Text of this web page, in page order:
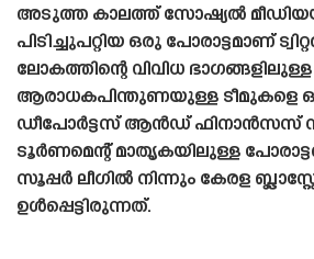
അടുത്ത കാലത്ത് സോഷ്യൽ
പിടിച്ചുപറ്റിയ ഒരു പോരാട്ടമാണ്
ലോകത്തിന്റെ വിവിധ ഭാഗങ്ങളിലുള്ള
ആരാധകപിന്തുണയുള്ള ടീമുകളെ
ഡീപോർട്ടസ് ആൻഡ് ഫിനാൻസസ്
ടൂർണമെന്റ് മാതൃകയിലുള്ള
സൂപ്പർ ലീഗിൽ നിന്നും കേരള
ഉൾപ്പെട്ടിരുന്നത്.